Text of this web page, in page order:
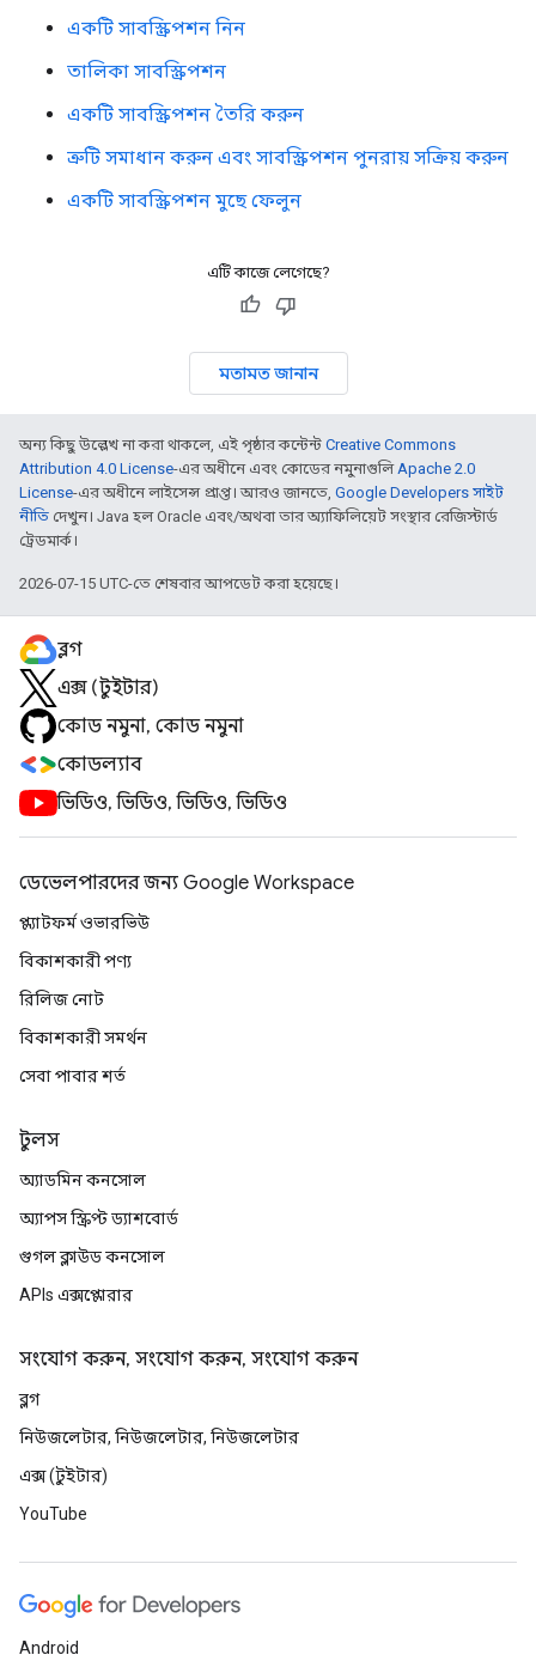
একটি সাবস্ক্রিপশন নিন
তালিকা সাবস্ক্রিপশন
একটি সাবস্ক্রিপশন তৈরি করুন
ত্রুটি সমাধান করুন এবং সাবস্ক্রিপশন পুনরায় সক্রিয় করুন
একটি সাবস্ক্রিপশন মুছে ফেলুন
এটি কাজে লেগেছে?
মতামত জানান
অন্য কিছু উল্লেখ না করা থাকলে, এই পৃষ্ঠার কন্টেন্ট Creative Commons
Attribution 4.0 License-এর অধীনে এবং কোডের নমুনাগুলিApache 2.0
License-এর অধীনে লাইসেন্স প্রাপ্ত। আরও জানতে, Google Developers সাইট
নীতি দেখুন। Java হল Oracle এবং/অথবা তার অ্যাফিলিয়েট সংস্থার রেজিস্টার্ড
ট্রেডমার্ক।
2026-07-15 UTC-তে শেষবার আপডেট করা হয়েছে।
ব্লগ
এক্স (টুইটার)
কোড নমুনা, কোড নমুনা
কোডল্যাব
ভিডিও, ভিডিও, ভিডিও, ভিডিও
ডেভেলপারদের জন্য Google Workspace
প্ল্যাটফর্ম ওভারভিউ
বিকাশকারী পণ্য
রিলিজ নোট
বিকাশকারী সমর্থন
সেবা পাবার শর্ত
টুলস
অ্যাডমিন কনসোল
অ্যাপস স্ক্রিপ্ট ড্যাশবোর্ড
গুগল ক্লাউড কনসোল
APIs এক্সপ্লোরার
সংযোগ করুন, সংযোগ করুন, সংযোগ করুন
ব্লগ
নিউজলেটার, নিউজলেটার, নিউজলেটার
এক্স (টুইটার)
YouTube
Android